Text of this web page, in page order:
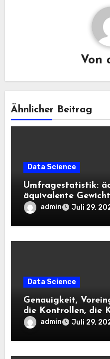
Von
Ähnlicher Beitrag
Data Science
Umfragestatistik:
äquivalente
admin Juli 29,
Data Science
Genauigkeit,
die Kontrollen, die
benötigen |
admin Juli 29,